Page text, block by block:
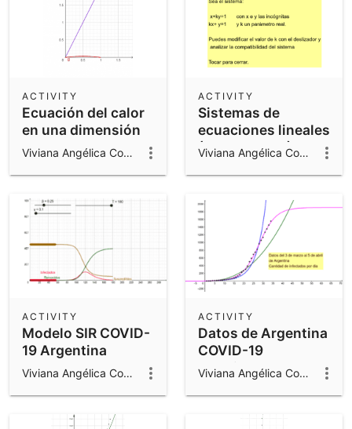
Ecuación del calor
en una dimensión
ACTIVITY
Viviana Angélica Costa
Sistemas de
ecuaciones lineales
(21 mar. 2019)
ACTIVITY
Viviana Angélica Costa
Modelo SIR COVID-
19 Argentina
ACTIVITY
Viviana Angélica Costa
Datos de Argentina
COVID-19
(cantidad de
infectados) desde
el 3 de marzo.
Curvas de Ajuste
ACTIVITY
Viviana Angélica Costa